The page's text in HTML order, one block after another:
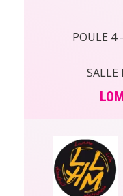
POULE
SALLE